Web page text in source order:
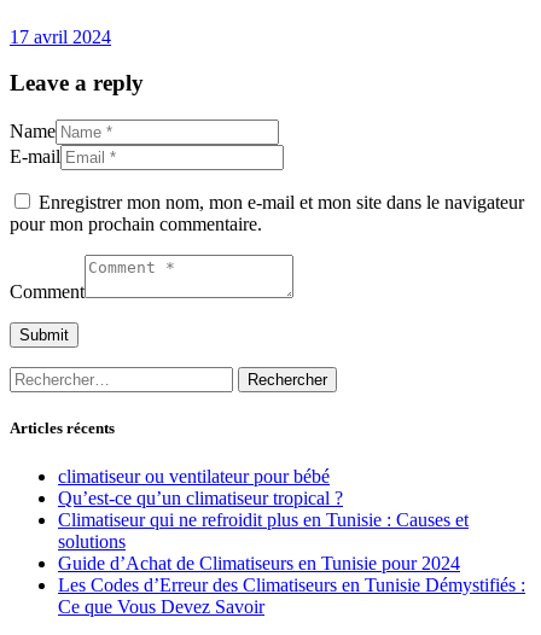
17 avril 2024
Leave a reply
Name
E-mail
Enregistrer mon nom, mon e-mail et mon site dans le navigateur
pour mon prochain commentaire.
Comment
Rechercher :
Articles récents
climatiseur ou ventilateur pour bébé
Qu’est-ce qu’un climatiseur tropical ?
Climatiseur qui ne refroidit plus en Tunisie : Causes et
solutions
Guide d’Achat de Climatiseurs en Tunisie pour 2024
Les Codes d’Erreur des Climatiseurs en Tunisie Démystifiés :
Ce que Vous Devez Savoir